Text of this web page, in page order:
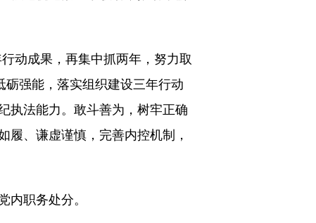
动成果，再集中抓两年，努力取
强能，落实组织建设三年行动
执法能力。敢斗善为，树牢正确
、谦虚谨慎，完善内控机制，
职务处分。